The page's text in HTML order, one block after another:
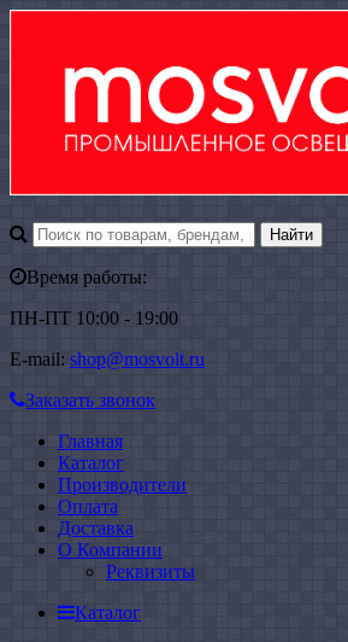
Время работы:
ПН-ПТ 10:00 - 19:00
E-mail: shop@mosvolt.ru
Заказать звонок
Главная
Каталог
Производители
Оплата
Доставка
О Компании
Реквизиты
Каталог